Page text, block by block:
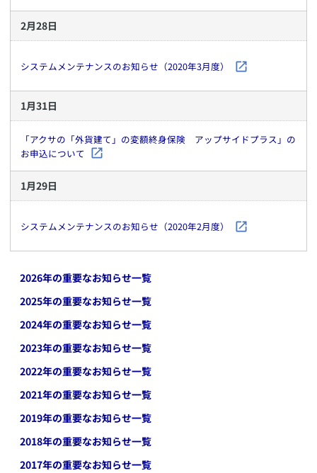
2月28日
システムメンテナンスのお知らせ（2020年3月度）
1月31日
「アクサの「外貨建て」の変額終身保険 アップサイドプラス」の
お申込について
1月29日
システムメンテナンスのお知らせ（2020年2月度）
2026年の重要なお知らせ一覧
2025年の重要なお知らせ一覧
2024年の重要なお知らせ一覧
2023年の重要なお知らせ一覧
2022年の重要なお知らせ一覧
2021年の重要なお知らせ一覧
2019年の重要なお知らせ一覧
2018年の重要なお知らせ一覧
2017年の重要なお知らせ一覧